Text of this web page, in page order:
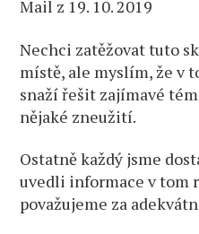
Mail z 19. 10. 2019
Nechci zatěžovat tuto
místě, ale myslím, že v
snaží řešit zajímavé
nějaké zneužití.
Ostatně každý jsme
uvedli informace v tom
považujeme za